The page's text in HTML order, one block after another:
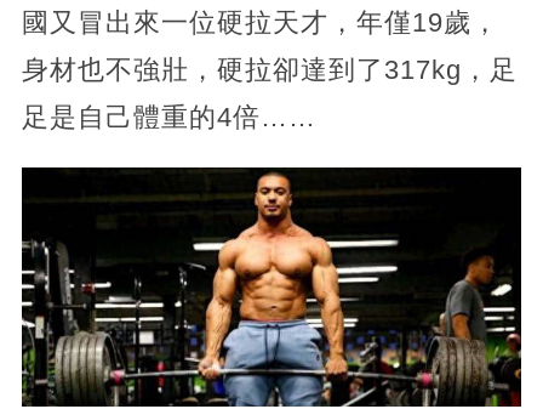
國又冒出來一位硬拉天才，年僅19歲，
身材也不強壯，硬拉卻達到了317kg，足
足是自己體重的4倍……